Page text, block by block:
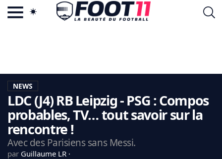
LA CHARTE
VIE PRIVÉE
CGU
CONTACTEZ-NOUS
NEWS
LDC (J4) RB Leipzig - PSG : Compos
probables, TV… tout savoir sur la
rencontre !
Avec des Parisiens sans Messi.
par Guillaume LR